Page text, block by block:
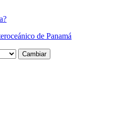
de Panamá